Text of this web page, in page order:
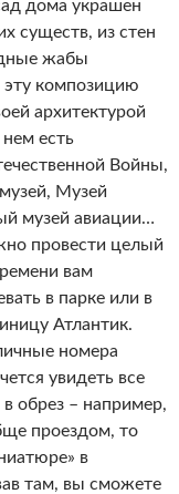
дома украшен
существ, из стен
жабы
композицию
архитектурой
есть
Войны,
Музей
музей авиации…
провести целый
вам
в парке или в
Атлантик.
номера
увидеть все
обрез – например,
проездом, то
в
там, вы сможете